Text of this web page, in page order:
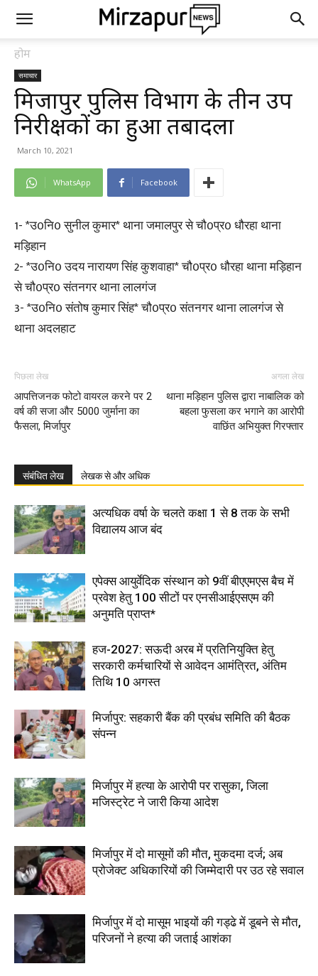
होम
समाचार
मिर्जापुर पुलिस विभाग के तीन उप
निरीक्षकों का हुआ तबादला
March 10, 2021
WhatsApp Facebook
1- *उ0नि0 सुनील कुमार* थाना जमालपुर से चौ0प्र0 धौरहा थाना
मड़िहान
2- *उ0नि0 उदय नारायण सिंह कुशवाहा* चौ0प्र0 धौरहा थाना मड़िहान
से चौ0प्र0 संतनगर थाना लालगंज
3- *उ0नि0 संतोष कुमार सिंह* चौ0प्र0 संतनगर थाना लालगंज से
थाना अदलहाट
पिछला लेख
आपत्तिजनक फोटो वायरल करने पर 2
वर्ष की सजा और 5000 जुर्माना का
फैसला, मिर्जापुर
अगला लेख
थाना मड़िहान पुलिस द्वारा नाबालिक को
बहला फुसला कर भगाने का आरोपी
वाछिंत अभियुक्त गिरफ्तार
संबंधित लेख लेखक से और अधिक
अत्यधिक वर्षा के चलते कक्षा 1 से 8 तक के सभी
विद्यालय आज बंद
एपेक्स आयुर्वेदिक संस्थान को 9वीं बीएएमएस बैच में
प्रवेश हेतु 100 सीटों पर एनसीआईएसएम की
अनुमति प्राप्त*
हज-2027: सऊदी अरब में प्रतिनियुक्ति हेतु
सरकारी कर्मचारियों से आवेदन आमंत्रित, अंतिम
तिथि 10 अगस्त
मिर्जापुर: सहकारी बैंक की प्रबंध समिति की बैठक
संपन्न
मिर्जापुर में हत्या के आरोपी पर रासुका, जिला
मजिस्ट्रेट ने जारी किया आदेश
मिर्जापुर में दो मासूमों की मौत, मुकदमा दर्ज; अब
प्रोजेक्ट अधिकारियों की जिम्मेदारी पर उठ रहे सवाल
मिर्जापुर में दो मासूम भाइयों की गड्ढे में डूबने से मौत,
परिजनों ने हत्या की जताई आशंका